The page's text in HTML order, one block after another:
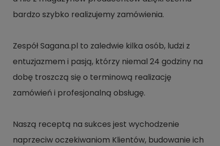
bardzo szybko realizujemy zamówienia.
Zespół Sagana.pl to zaledwie kilka osób, ludzi z
entuzjazmem i pasją, którzy niemal 24 godziny na
dobę troszczą się o terminową realizację
zamówień i profesjonalną obsługę.
Naszą receptą na sukces jest wychodzenie
naprzeciw oczekiwaniom Klientów, budowanie ich